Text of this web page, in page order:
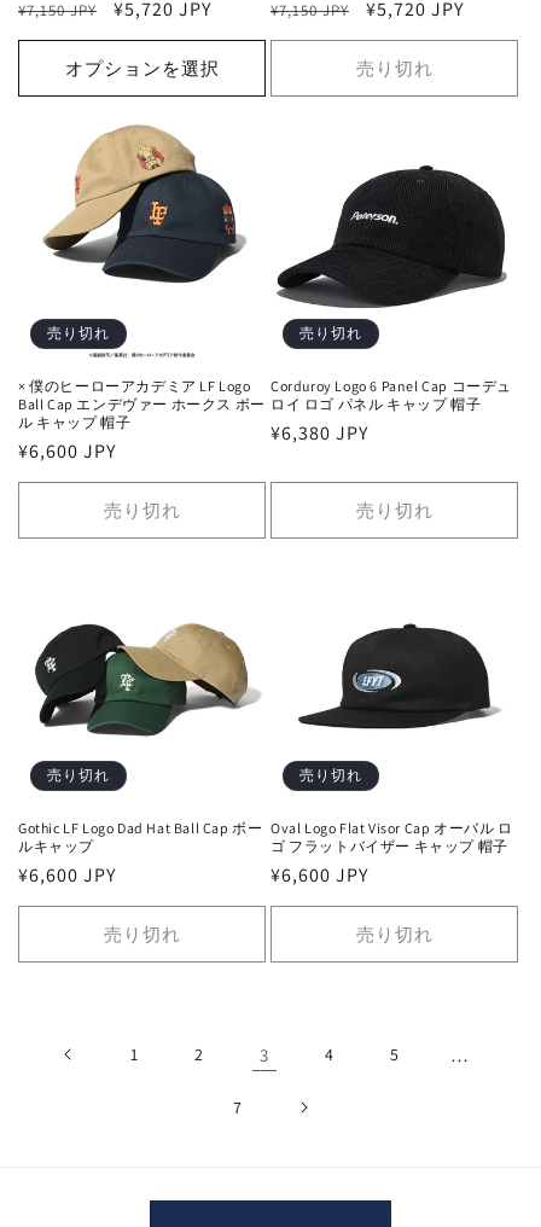
通
常
格
¥7,150 JPY
セ
ー
ル
価
格
¥5,720 JPY
オプションを選択
通
常
格
¥7,150 JPY
セ
ー
ル
価
¥5,720 JPY
売り切れ
売り切れ
× 僕のヒーローアカデミア LF Logo
Ball Cap エンデヴァー ホークス ボー
ル キャップ 帽子
通
常
格
¥6,600 JPY
売り切れ
売り切れ
Corduroy Logo 6 Panel Cap コーデュ
ロイ ロゴ パネル キャップ 帽子
通
価
¥6,380 JPY
売り切れ
売り切れ
Gothic LF Logo Dad Hat Ball Cap ボー
ルキャップ
通
常
格
¥6,600 JPY
売り切れ
売り切れ
Oval Logo Flat Visor Cap オーバル ロ
ゴ フラットバイザー キャップ 帽子
通
常
格
¥6,600 JPY
売り切れ
1 2 3 4 5 …
7